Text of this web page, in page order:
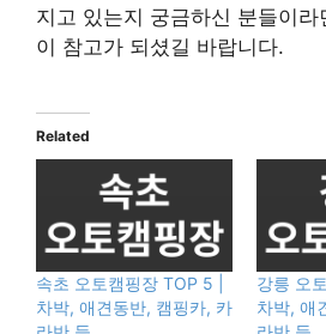
지고 있는지 궁금하신 분들이
이 참고가 되셨길 바랍니다.
Related
속초 오토캠핑장 TOP 5 |
차박, 애견동반, 캠핑카, 카
강릉 오
차박, 애